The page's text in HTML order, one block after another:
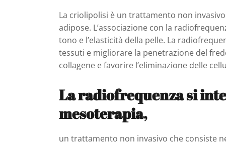
La criolipolisi è un trattamento non
adipose. L’associazione con la
tono e l’elasticità della pelle. La
tessuti e migliorare la penetrazione del
collagene e favorire l’eliminazione delle
La radiofrequenza si
mesoterapia,
un trattamento non invasivo che consiste